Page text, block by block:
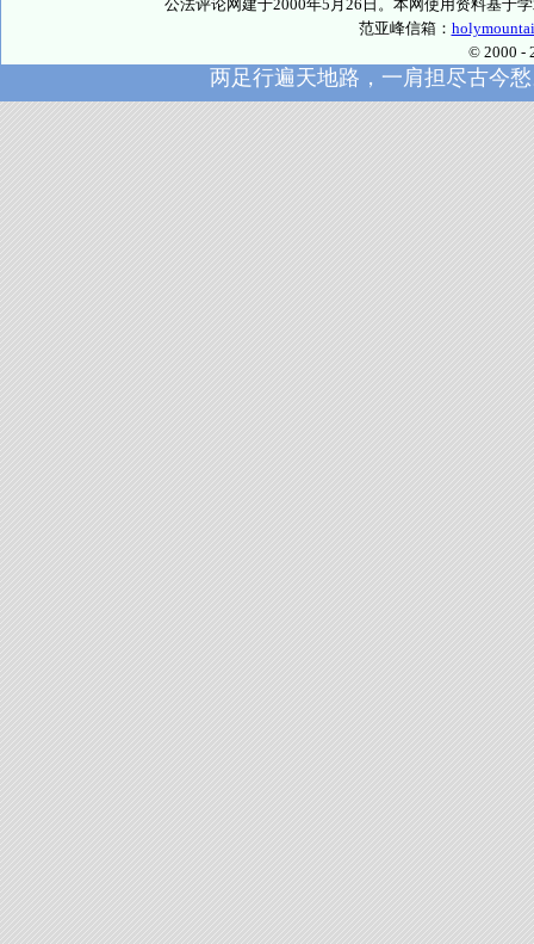
公法评论网建于2000年5月26日。本网使用资料基于
范亚峰信箱：
© 2000 -
两足行遍天地路，一肩担尽古今